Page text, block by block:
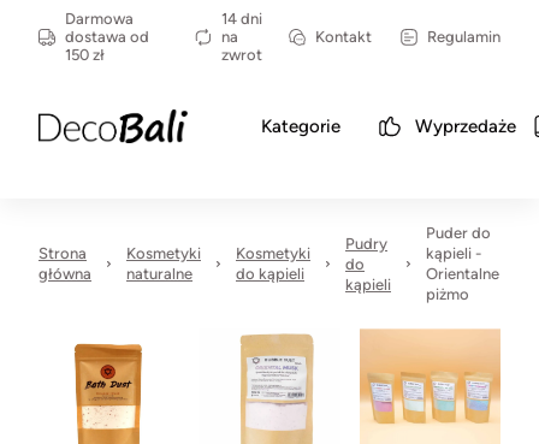
Darmowa
dostawa od
150 zł
14 dni
na
zwrot
Kontakt Regulamin
Kategorie Wyprzedaże
Strona
główna
Kosmetyki
naturalne
Kosmetyki
do kąpieli
Pudry
do
kąpieli
Puder do
kąpieli -
Orientalne
piżmo